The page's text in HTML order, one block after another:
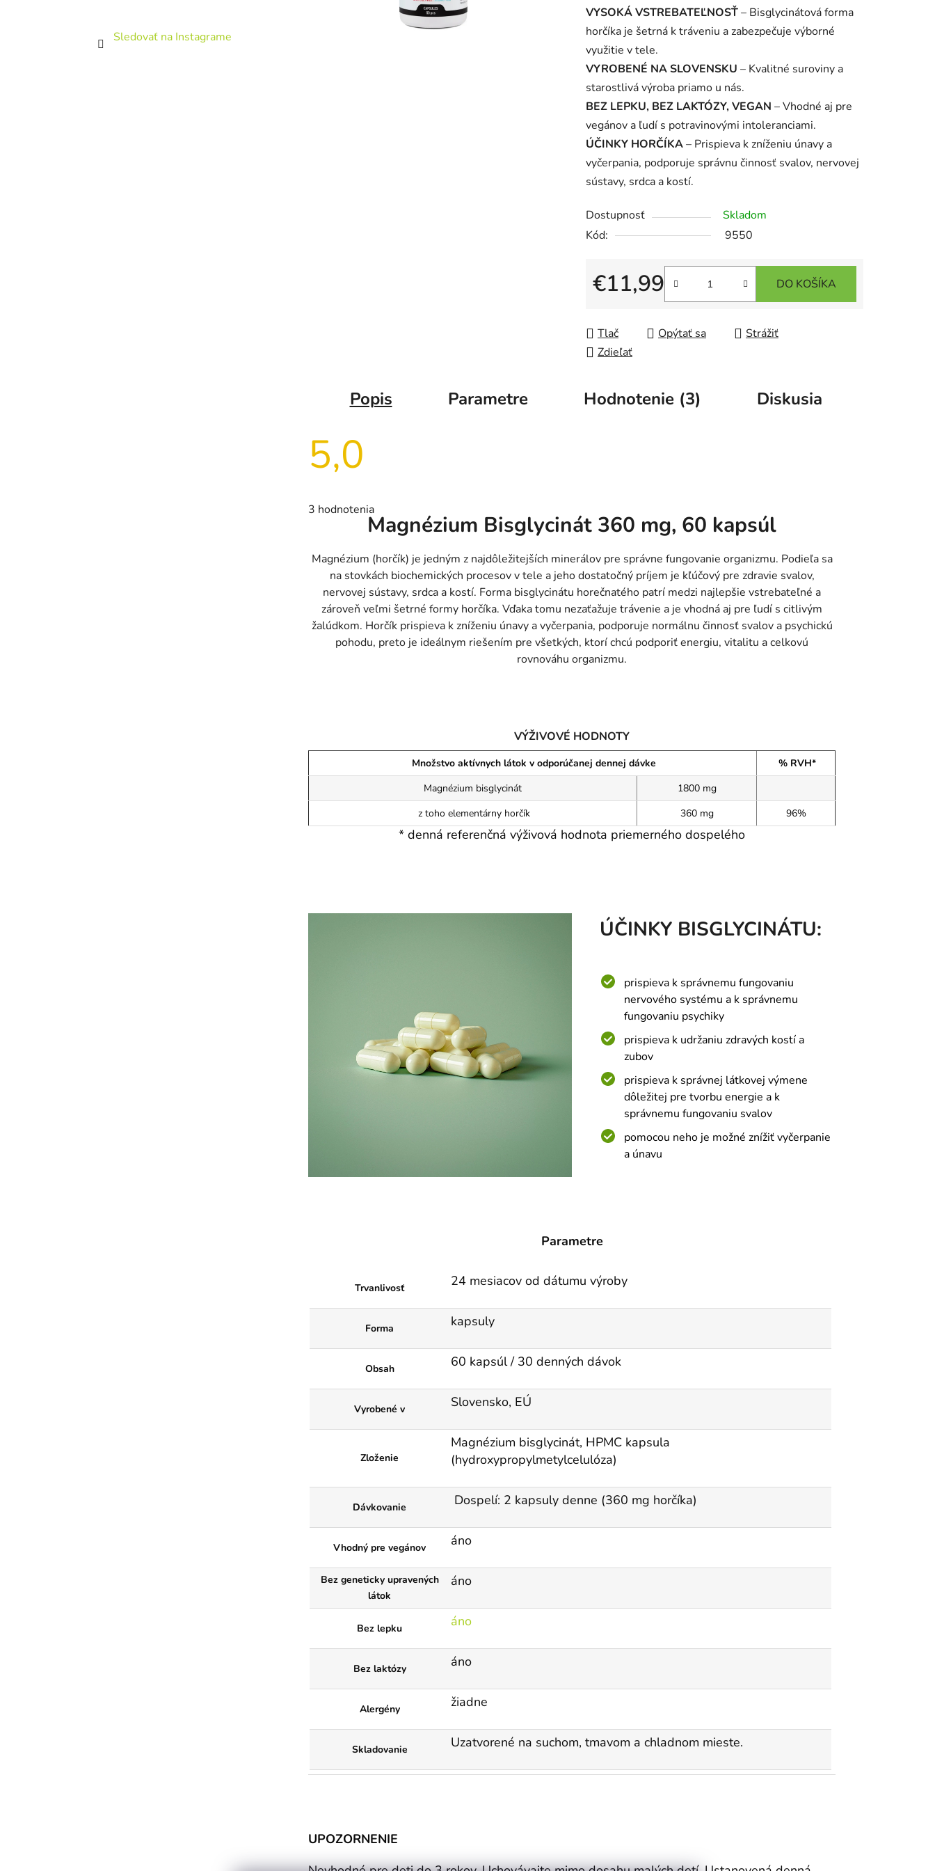
Sledovať na Instagrame
je
5,0
z
5
hviezdičiek.
VYSOKÁ VSTREBATEĽNOSŤ– Bisglycinátová forma
horčíka je šetrná k tráveniu a zabezpečuje výborné
využitie v tele.
VYROBENÉ NA SLOVENSKU – Kvalitné suroviny a
starostlivá výroba priamo u nás.
BEZ LEPKU, BEZ LAKTÓZY, VEGAN – Vhodné aj pre
vegánov a ľudí s potravinovými intoleranciami.
ÚČINKY HORČÍKA– Prispieva k zníženiu únavy a
vyčerpania, podporuje správnu činnosť svalov, nervovej
sústavy, srdca a kostí.
Dostupnosť
Skladom
Kód:
9550
€11,99
Jednotková cena:
DO KOŠÍKA
Tlač Opýtať sa
Strážiť
Zdieľať
Popis Parametre Hodnotenie (3) Diskusia
5,0
produktu
5
hviezdičiek.
3 hodnotenia
Magnézium Bisglycinát 360 mg, 60 kapsúl
Magnézium (horčík) je jedným z najdôležitejších minerálov pre správne fungovanie organizmu. Podieľa sa
na stovkách biochemických procesov v tele a jeho dostatočný príjem je kľúčový pre zdravie svalov,
nervovej sústavy, srdca a kostí. Forma bisglycinátu horečnatého patrí medzi najlepšie vstrebateľné a
zároveň veľmi šetrné formy horčíka. Vďaka tomu nezaťažuje trávenie a je vhodná aj pre ľudí s citlivým
žalúdkom. Horčík prispieva k zníženiu únavy a vyčerpania, podporuje normálnu činnosť svalov a psychickú
pohodu, preto je ideálnym riešením pre všetkých, ktorí chcú podporiť energiu, vitalitu a celkovú
rovnováhu organizmu.
VÝŽIVOVÉ HODNOTY
Množstvo aktívnych látok v odporúčanej dennej dávke
% RVH*
Magnézium bisglycinát
1800 mg
z toho elementárny horčík
360 mg 96%
* denná referenčná výživová hodnota priemerného dospelého
ÚČINKY BISGLYCINÁTU:
prispieva k správnemu fungovaniu
nervového systému a k správnemu
fungovaniu psychiky
prispieva k udržaniu zdravých kostí a
zubov
prispieva k správnej látkovej výmene
dôležitej pre tvorbu energie a k
správnemu fungovaniu svalov
pomocou neho je možné znížiť vyčerpanie
a únavu
Parametre
Trvanlivosť 24 mesiacov od dátumu výroby
Forma kapsuly
Obsah 60 kapsúl / 30 denných dávok
Vyrobené v Slovensko, EÚ
Zloženie
Magnézium bisglycinát, HPMC kapsula
(hydroxypropylmetylcelulóza)
Dávkovanie Dospelí: 2 kapsuly denne (360 mg horčíka)
Vhodný pre vegánov áno
Bez geneticky upravených
látok
áno
Bez lepku áno
Bez laktózy áno
Alergény žiadne
Skladovanie Uzatvorené na suchom, tmavom a chladnom mieste.
UPOZORNENIE